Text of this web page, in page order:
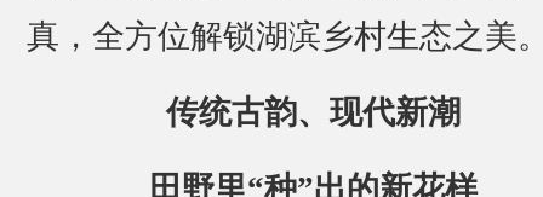
真，全方位解锁湖滨乡村生态之美
传统古韵、现代新潮
田野里“种”出的新花样